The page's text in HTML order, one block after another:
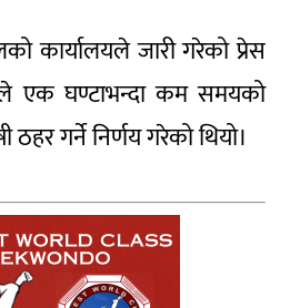
कार्यालयले जारी गरेको प्रेस
एक घण्टाभन्दा कम समयको
गर्ने निर्णय गरेको थियो।